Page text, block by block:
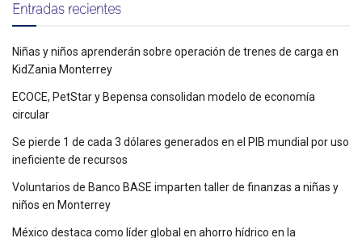
Entradas recientes
Niñas y niños aprenderán sobre operación de trenes de carga en
KidZania Monterrey
ECOCE, PetStar y Bepensa consolidan modelo de economía
circular
Se pierde 1 de cada 3 dólares generados en el PIB mundial por uso
ineficiente de recursos
Voluntarios de Banco BASE imparten taller de finanzas a niñas y
niños en Monterrey
México destaca como líder global en ahorro hídrico en la